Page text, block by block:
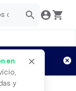
en
y
Aplican TyC